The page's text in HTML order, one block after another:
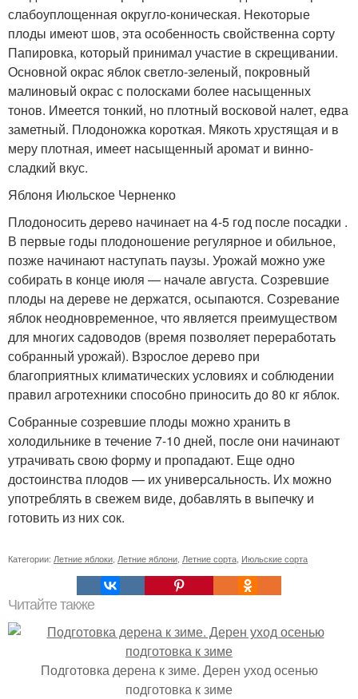
слабоуплощенная округло-коническая. Некоторые
плоды имеют шов, эта особенность свойственна сорту
Папировка, который принимал участие в скрещивании.
Основной окрас яблок светло-зеленый, покровный
малиновый окрас с полосками более насыщенных
тонов. Имеется тонкий, но плотный восковой налет, едва
заметный. Плодоножка короткая. Мякоть хрустящая и в
меру плотная, имеет насыщенный аромат и винно-
сладкий вкус.
Яблоня Июльское Черненко
Плодоносить дерево начинает на 4-5 год после посадки .
В первые годы плодоношение регулярное и обильное,
позже начинают наступать паузы. Урожай можно уже
собирать в конце июля — начале августа. Созревшие
плоды на дереве не держатся, осыпаются. Созревание
яблок неодновременное, что является преимуществом
для многих садоводов (время позволяет переработать
собранный урожай). Взрослое дерево при
благоприятных климатических условиях и соблюдении
правил агротехники способно приносить до 80 кг яблок.
Собранные созревшие плоды можно хранить в
холодильнике в течение 7-10 дней, после они начинают
утрачивать свою форму и пропадают. Еще одно
достоинства плодов — их универсальность. Их можно
употреблять в свежем виде, добавлять в выпечку и
готовить из них сок.
Категории: Летние яблоки Летние яблони Летние сорта Июльские сорта
Читайте также
Подготовка дерена к зиме. Дерен уход осенью
подготовка к зиме